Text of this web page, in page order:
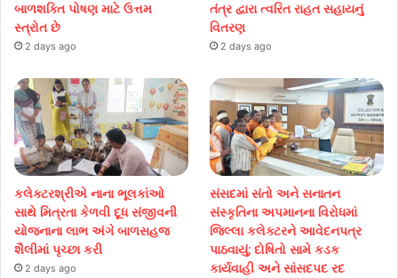
બાળશક્તિ પોષણ માટે ઉત્તમ
સ્ત્રોત છે
2 days ago
તંત્ર દ્વારા ત્વરિત રાહત સહાયનું
વિતરણ
2 days ago
કલેક્ટરશ્રીએ નાના ભૂલકાંઓ
સાથે મિત્રતા કેળવી દૂધ સંજીવની
યોજનાના લાભ અંગે બાળસહજ
શૈલીમાં પૃચ્છા કરી
2 days ago
સંસદમાં સંતો અને સનાતન
સંસ્કૃતિના અપમાનના વિરોધમાં
જિલ્લા કલેક્ટરને આવેદનપત્ર
પાઠવાયું; દોષિતો સામે કડક
કાર્યવાહી અને સાંસદપદ રદ